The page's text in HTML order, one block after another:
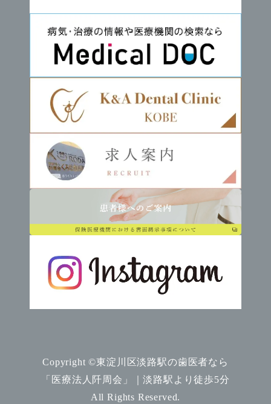
Copyright ©東淀川区淡路駅の歯医者なら
「医療法人阡周会」｜淡路駅より徒歩5分
All Rights Reserved.